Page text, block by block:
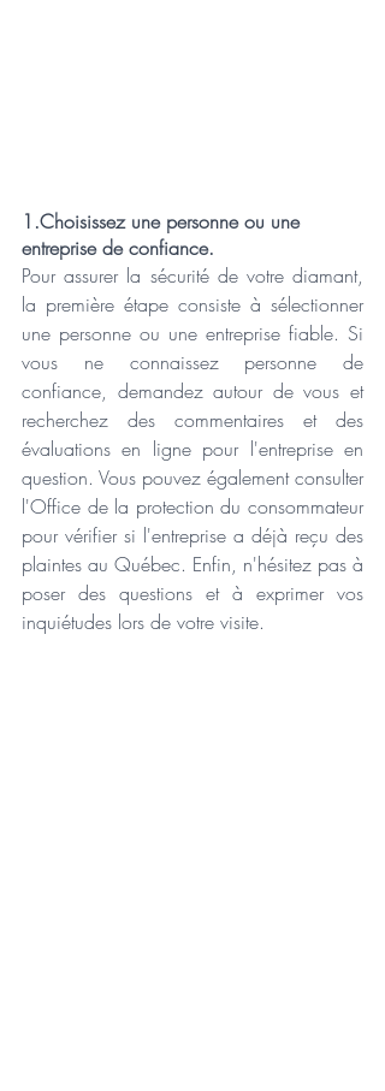
1.Choisissez une personne ou une
entreprise de confiance.
Pour assurer la sécurité de votre diamant,
la première étape consiste à sélectionner
une personne ou une entreprise fiable. Si
vous ne connaissez personne de
confiance, demandez autour de vous et
recherchez des commentaires et des
évaluations en ligne pour l'entreprise en
question. Vous pouvez également consulter
l'Office de la protection du consommateur
pour vérifier si l'entreprise a déjà reçu des
plaintes au Québec. Enfin, n'hésitez pas à
poser des questions et à exprimer vos
inquiétudes lors de votre visite.